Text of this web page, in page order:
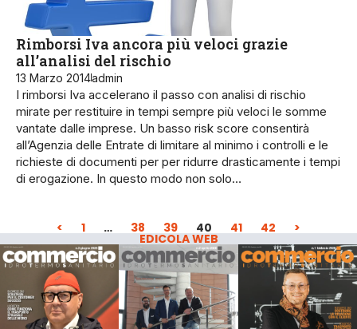
Rimborsi Iva ancora più veloci grazie
all’analisi del rischio
13 Marzo 2014admin
I rimborsi Iva accelerano il passo con analisi di rischio
mirate per restituire in tempi sempre più veloci le somme
vantate dalle imprese. Un basso risk score consentirà
all’Agenzia delle Entrate di limitare al minimo i controlli e le
richieste di documenti per per ridurre drasticamente i tempi
di erogazione. In questo modo non solo…
< 1 … 38 39 40 41 42 >
EDICOLA WEB